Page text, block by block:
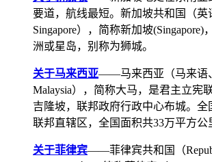
要道，航线最短。新加坡共和国（英
Singapore），简称新加坡(Singapore)
洲或星岛，别称为狮城。
关于马来西亚——马来西亚（马来语
Malaysia），简称大马，是君主立宪
吉隆坡，联邦政府行政中心布城。全
联邦直辖区，全国面积共33万平方公
关于菲律宾——菲律宾共和国（